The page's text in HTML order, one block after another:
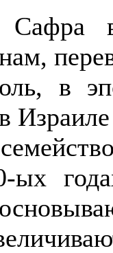
Сафра
в
ых